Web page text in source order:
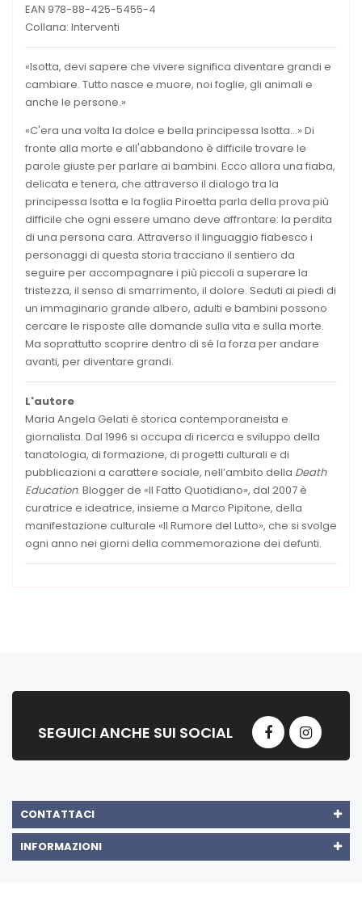
EAN 978-88-425-5455-4
Collana: Interventi
«Isotta, devi sapere che vivere significa diventare grandi e
cambiare. Tutto nasce e muore, noi foglie, gli animali e
anche le persone.»
«C'era una volta la dolce e bella principessa Isotta...» Di
fronte alla morte e all'abbandono è difficile trovare le
parole giuste per parlare ai bambini. Ecco allora una fiaba,
delicata e tenera, che attraverso il dialogo tra la
principessa Isotta e la foglia Piroetta parla della prova più
difficile che ogni essere umano deve affrontare: la perdita
di una persona cara. Attraverso il linguaggio fiabesco i
personaggi di questa storia tracciano il sentiero da
seguire per accompagnare i più piccoli a superare la
tristezza, il senso di smarrimento, il dolore. Seduti ai piedi di
un immaginario grande albero, adulti e bambini possono
cercare le risposte alle domande sulla vita e sulla morte.
Ma soprattutto scoprire dentro di sé la forza per andare
avanti, per diventare grandi.
L'autore
Maria Angela Gelati è storica contemporaneista e
giornalista. Dal 1996 si occupa di ricerca e sviluppo della
tanatologia, di formazione, di progetti culturali e di
pubblicazioni a carattere sociale, nell’ambito della Death
Education. Blogger de «Il Fatto Quotidiano», dal 2007 è
curatrice e ideatrice, insieme a Marco Pipitone, della
manifestazione culturale «Il Rumore del Lutto», che si svolge
ogni anno nei giorni della commemorazione dei defunti.
SEGUICI ANCHE SUI SOCIAL
CONTATTACI
INFORMAZIONI